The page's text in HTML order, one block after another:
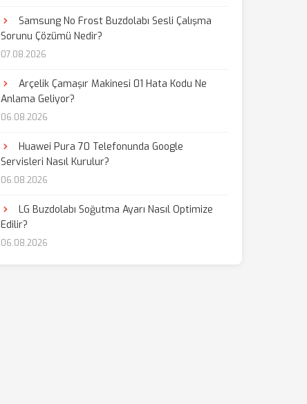
Samsung No Frost Buzdolabı Sesli Çalışma
Sorunu Çözümü Nedir?
07.08.2026
Arçelik Çamaşır Makinesi 01 Hata Kodu Ne
Anlama Geliyor?
06.08.2026
Huawei Pura 70 Telefonunda Google
Servisleri Nasıl Kurulur?
06.08.2026
LG Buzdolabı Soğutma Ayarı Nasıl Optimize
Edilir?
06.08.2026